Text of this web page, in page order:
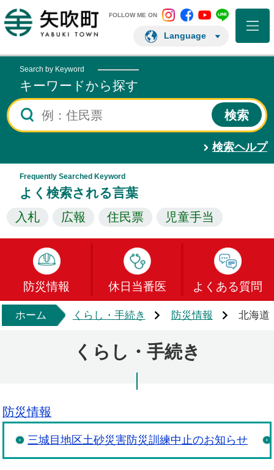
矢吹町ホームページ
FOLLOW ME ON 矢吹町 Instagram
矢吹町矢吹町矢吹町
Language
Search by Keyword
キーワードから探す
検索ヘルプ
Frequently Searched Keyword
よく検索される言葉
入札 広報 住民票 児童手当
防災情報 休日当番医 よくある質問
ホーム くらし・手続き 防災情報 北海道
くらし・手続き
防災情報
三城目地区土砂災害防災訓練中止のお知らせ